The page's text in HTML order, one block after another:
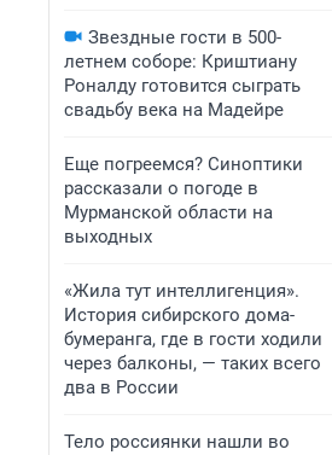
Звездные гости в 500-
летнем соборе: Криштиану
Роналду готовится сыграть
свадьбу века на Мадейре
Еще погреемся? Синоптики
рассказали о погоде в
Мурманской области на
выходных
«Жила тут интеллигенция».
История сибирского дома-
бумеранга, где в гости ходили
через балконы, — таких всего
два в России
Тело россиянки нашли во